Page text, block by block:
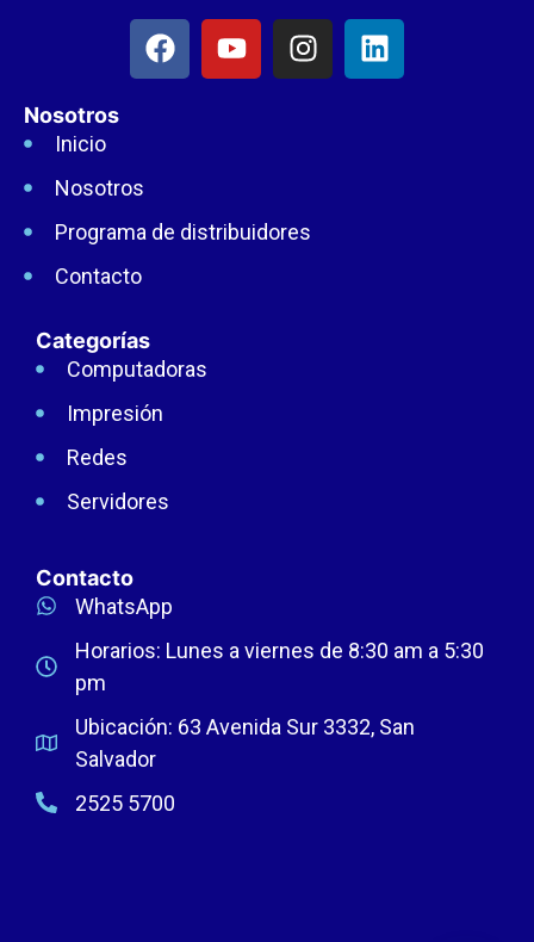
Nosotros
Inicio
Nosotros
Programa de distribuidores
Contacto
Categorías
Computadoras
Impresión
Redes
Servidores
Contacto
WhatsApp
Horarios: Lunes a viernes de 8:30 am a 5:30
pm
Ubicación: 63 Avenida Sur 3332, San
Salvador
2525 5700